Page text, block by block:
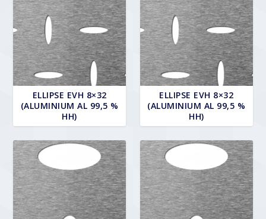
ELLIPSE EVH 8×32
(ALUMINIUM AL 99,5 %
HH)
ELLIPSE EVH 8×32
(ALUMINIUM AL 99,5 %
HH)